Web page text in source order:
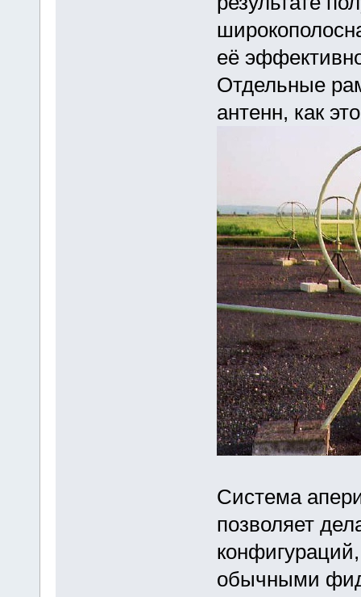
её
Отдельные
антенн, как
Система
позволяет
обычными